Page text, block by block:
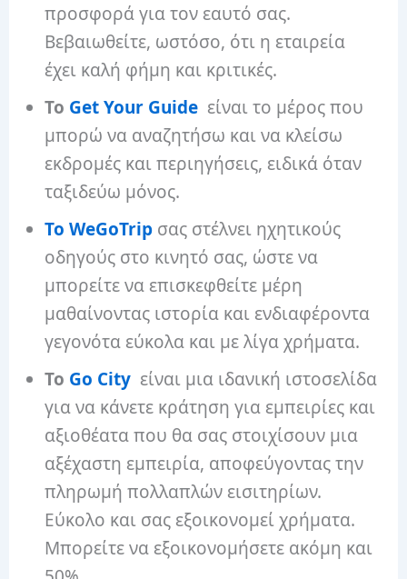
προσφορά για τον εαυτό σας.
Βεβαιωθείτε, ωστόσο, ότι η εταιρεία
έχει καλή φήμη και κριτικές.
Το Get Your Guide είναι το μέρος που
μπορώ να αναζητήσω και να κλείσω
εκδρομές και περιηγήσεις, ειδικά όταν
ταξιδεύω μόνος.
Το WeGoTrip σας στέλνει ηχητικούς
οδηγούς στο κινητό σας, ώστε να
μπορείτε να επισκεφθείτε μέρη
μαθαίνοντας ιστορία και ενδιαφέροντα
γεγονότα εύκολα και με λίγα χρήματα.
Το Go City είναι μια ιδανική ιστοσελίδα
για να κάνετε κράτηση για εμπειρίες και
αξιοθέατα που θα σας στοιχίσουν μια
αξέχαστη εμπειρία, αποφεύγοντας την
πληρωμή πολλαπλών εισιτηρίων.
Εύκολο και σας εξοικονομεί χρήματα.
Μπορείτε να εξοικονομήσετε ακόμη και